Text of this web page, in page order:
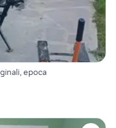
epoca